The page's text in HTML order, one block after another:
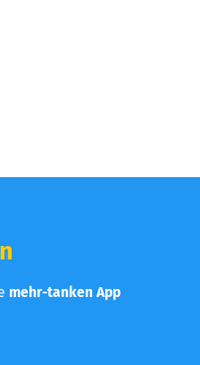
mehr-tanken App